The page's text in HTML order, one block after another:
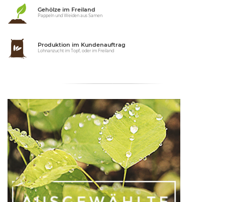
Gehölze im Freiland
Pappeln und Weiden aus Samen
Produktion im Kundenauftrag
Lohnanzucht im Topf, oder im Freiland